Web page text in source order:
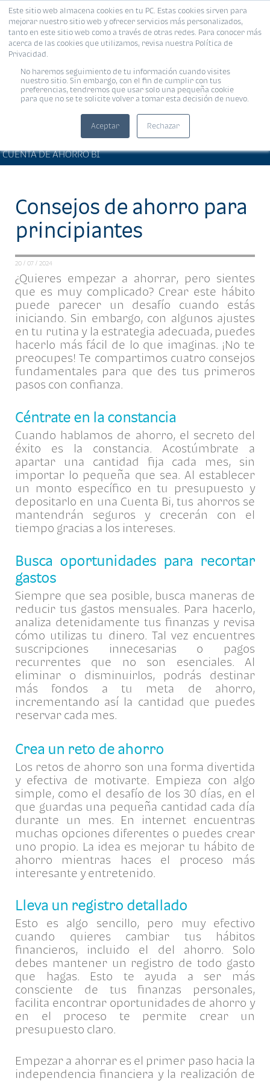
Este sitio web almacena cookies en tu PC. Estas cookies sirven para
mejorar nuestro sitio web y ofrecer servicios más personalizados,
tanto en este sitio web como a través de otras redes. Para conocer más
acerca de las cookies que utilizamos, revisa nuestra Política de
Privacidad.
No haremos seguimiento de tu información cuando visites
nuestro sitio. Sin embargo, con el fin de cumplir con tus
preferencias, tendremos que usar solo una pequeña cookie
para que no se te solicite volver a tomar esta decisión de nuevo.
Aceptar Rechazar
MENÚ
CUENTA DE AHORRO BI
Consejos de ahorro para
principiantes
20 / 07 / 2024
¿Quieres empezar a ahorrar, pero sientes
que es muy complicado? Crear este hábito
puede parecer un desafío cuando estás
iniciando. Sin embargo, con algunos ajustes
en tu rutina y la estrategia adecuada, puedes
hacerlo más fácil de lo que imaginas. ¡No te
preocupes! Te compartimos cuatro consejos
fundamentales para que des tus primeros
pasos con confianza.
Céntrate en la constancia
Cuando hablamos de ahorro, el secreto del
éxito es la constancia. Acostúmbrate a
apartar una cantidad fija cada mes, sin
importar lo pequeña que sea. Al establecer
un monto específico en tu presupuesto y
depositarlo en una Cuenta Bi, tus ahorros se
mantendrán seguros y crecerán con el
tiempo gracias a los intereses.
Busca oportunidades para recortar
gastos
Siempre que sea posible, busca maneras de
reducir tus gastos mensuales. Para hacerlo,
analiza detenidamente tus finanzas y revisa
cómo utilizas tu dinero. Tal vez encuentres
suscripciones innecesarias o pagos
recurrentes que no son esenciales. Al
eliminar o disminuirlos, podrás destinar
más fondos a tu meta de ahorro,
incrementando así la cantidad que puedes
reservar cada mes.
Crea un reto de ahorro
Los retos de ahorro son una forma divertida
y efectiva de motivarte. Empieza con algo
simple, como el desafío de los 30 días, en el
que guardas una pequeña cantidad cada día
durante un mes. En internet encuentras
muchas opciones diferentes o puedes crear
uno propio. La idea es mejorar tu hábito de
ahorro mientras haces el proceso más
interesante y entretenido.
Lleva un registro detallado
Esto es algo sencillo, pero muy efectivo
cuando quieres cambiar tus hábitos
financieros, incluido el del ahorro. Solo
debes mantener un registro de todo gasto
que hagas. Esto te ayuda a ser más
consciente de tus finanzas personales,
facilita encontrar oportunidades de ahorro y
en el proceso te permite crear un
presupuesto claro.
Empezar a ahorrar es el primer paso hacia la
independencia financiera y la realización de